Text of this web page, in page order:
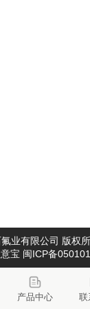
业有限公司 版权
宝 闽ICP备
产品中心 联